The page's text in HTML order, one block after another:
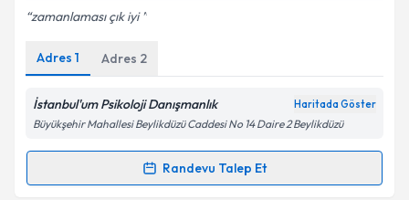
zamanlaması çık iyi
Adres 1 Adres 2
İstanbul'um Psikoloji Danışmanlık Haritada Göster
Büyükşehir Mahallesi Beylikdüzü Caddesi No 14 Daire 2 Beylikdüzü
Randevu Talep Et
Randevu Takvimi Talebi